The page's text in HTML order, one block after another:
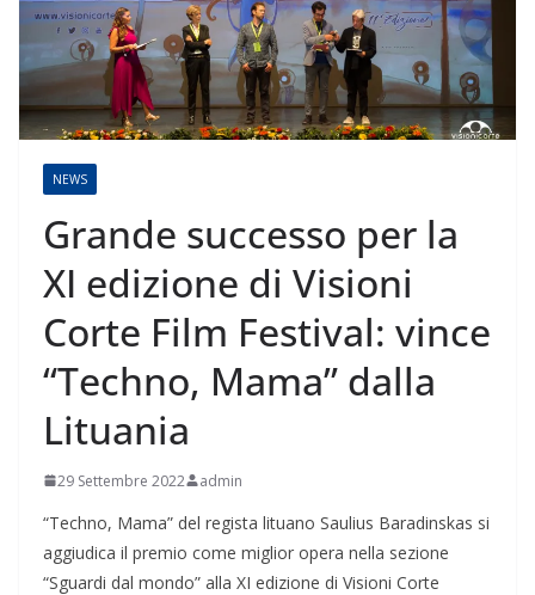
NEWS
Grande successo per la
XI edizione di Visioni
Corte Film Festival: vince
“Techno, Mama” dalla
Lituania
29 Settembre 2022 admin
“Techno, Mama” del regista lituano Saulius Baradinskas si
aggiudica il premio come miglior opera nella sezione
“Sguardi dal mondo” alla XI edizione di Visioni Corte